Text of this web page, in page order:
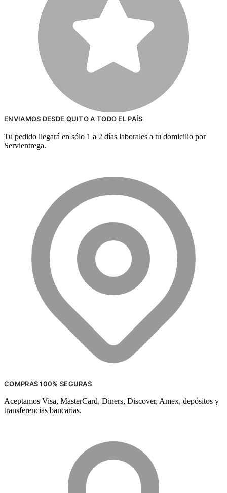
ENVIAMOS DESDE QUITO A TODO EL PAÍS
Tu pedido llegará en sólo 1 a 2 días laborales a tu domicilio por
Servientrega.
COMPRAS 100% SEGURAS
Aceptamos Visa, MasterCard, Diners, Discover, Amex, depósitos y
transferencias bancarias.